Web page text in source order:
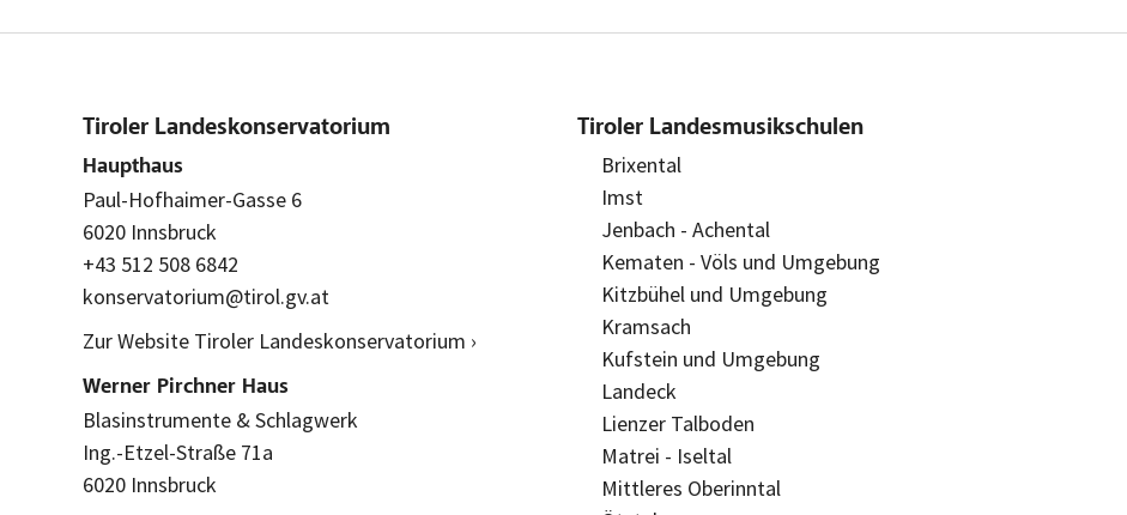
Tiroler Landeskonservatorium
Haupthaus
Paul-Hofhaimer-Gasse 6
6020 Innsbruck
+43 512 508 6842
konservatorium@tirol.gv.at
Zur Website Tiroler Landeskonservatorium ›
Werner Pirchner Haus
Blasinstrumente & Schlagwerk
Ing.-Etzel-Straße 71a
6020 Innsbruck
Tiroler Landesmusikschulen
Brixental
Imst
Jenbach - Achental
Kematen - Völs und Umgebung
Kitzbühel und Umgebung
Kramsach
Kufstein und Umgebung
Landeck
Lienzer Talboden
Matrei - Iseltal
Mittleres Oberinntal